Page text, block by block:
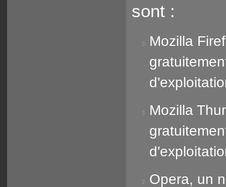
sont :
Mozilla
Mozilla
Opera, un